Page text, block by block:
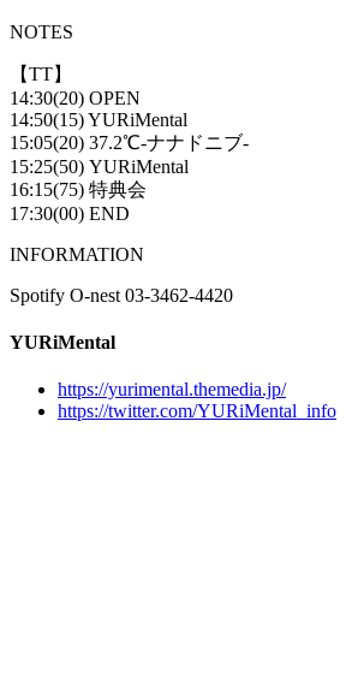
NOTES
【TT】
14:30(20) OPEN
14:50(15) YURiMental
15:05(20) 37.2℃-ナナドニブ-
15:25(50) YURiMental
16:15(75) 特典会
17:30(00) END
INFORMATION
Spotify O-nest 03-3462-4420
YURiMental
https://yurimental.themedia.jp/
https://twitter.com/YURiMental_info